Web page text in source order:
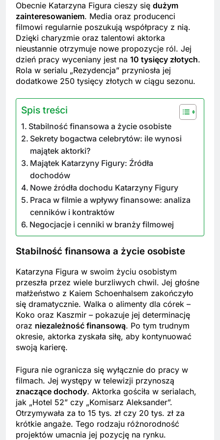
Obecnie Katarzyna Figura cieszy się dużym
zainteresowaniem. Media oraz producenci
filmowi regularnie poszukują współpracy z nią.
Dzięki charyzmie oraz talentowi aktorka
nieustannie otrzymuje nowe propozycje ról. Jej
dzień pracy wyceniany jest na 10 tysięcy złotych.
Rola w serialu „Rezydencja” przyniosła jej
dodatkowe 250 tysięcy złotych w ciągu sezonu.
Spis treści
Stabilność finansowa a życie osobiste
Sekrety bogactwa celebrytów: ile wynosi
majątek aktorki?
Majątek Katarzyny Figury: Źródła
dochodów
Nowe źródła dochodu Katarzyny Figury
Praca w filmie a wpływy finansowe: analiza
cenników i kontraktów
Negocjacje i cenniki w branży filmowej
Stabilność finansowa a życie osobiste
Katarzyna Figura w swoim życiu osobistym
przeszła przez wiele burzliwych chwil. Jej głośne
małżeństwo z Kaiem Schoenhalsem zakończyło
się dramatycznie. Walka o alimenty dla córek –
Koko oraz Kaszmir – pokazuje jej determinację
oraz niezależność finansową. Po tym trudnym
okresie, aktorka zyskała siłę, aby kontynuować
swoją karierę.
Figura nie ogranicza się wyłącznie do pracy w
filmach. Jej występy w telewizji przynoszą
znaczące dochody. Aktorka gościła w serialach,
jak „Hotel 52” czy „Komisarz Aleksander”.
Otrzymywała za to 15 tys. zł czy 20 tys. zł za
krótkie angaże. Tego rodzaju różnorodność
projektów umacnia jej pozycję na rynku.